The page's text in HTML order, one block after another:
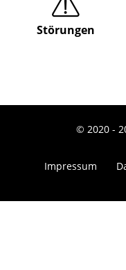
Störungen
© 2020 -
Impressum